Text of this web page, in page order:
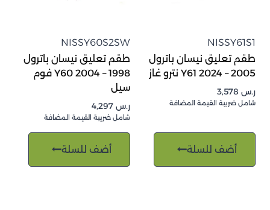
NISSY61S1
طقم تعليق نيسان باترول
2005 – 2024 Y61 نترو غاز
ر.س
شامل ضريبة القيمة المضافة
أضف للسلة
NISSY60S2SW
طقم تعليق نيسان باترول
1998 – 2004 Y60 فوم
سيل
ر.س
شامل ضريبة القيمة المضافة
أضف للسلة